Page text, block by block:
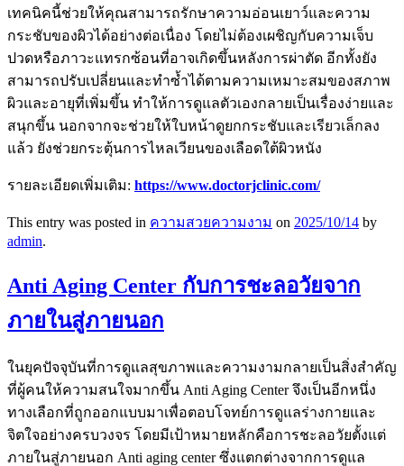
เทคนิคนี้ช่วยให้คุณสามารถรักษาความอ่อนเยาว์และความ
กระชับของผิวได้อย่างต่อเนื่อง โดยไม่ต้องเผชิญกับความเจ็บ
ปวดหรือภาวะแทรกซ้อนที่อาจเกิดขึ้นหลังการผ่าตัด อีกทั้งยัง
สามารถปรับเปลี่ยนและทำซ้ำได้ตามความเหมาะสมของสภาพ
ผิวและอายุที่เพิ่มขึ้น ทำให้การดูแลตัวเองกลายเป็นเรื่องง่ายและ
สนุกขึ้น นอกจากจะช่วยให้ใบหน้าดูยกกระชับและเรียวเล็กลง
แล้ว ยังช่วยกระตุ้นการไหลเวียนของเลือดใต้ผิวหนัง
รายละเอียดเพิ่มเติม: https://www.doctorjclinic.com/
This entry was posted in ความสวยความงาม on 2025/10/14 by
admin.
Anti Aging Center กับการชะลอวัยจาก
ภายในสู่ภายนอก
ในยุคปัจจุบันที่การดูแลสุขภาพและความงามกลายเป็นสิ่งสำคัญ
ที่ผู้คนให้ความสนใจมากขึ้น Anti Aging Center จึงเป็นอีกหนึ่ง
ทางเลือกที่ถูกออกแบบมาเพื่อตอบโจทย์การดูแลร่างกายและ
จิตใจอย่างครบวงจร โดยมีเป้าหมายหลักคือการชะลอวัยตั้งแต่
ภายในสู่ภายนอก Anti aging center ซึ่งแตกต่างจากการดูแล